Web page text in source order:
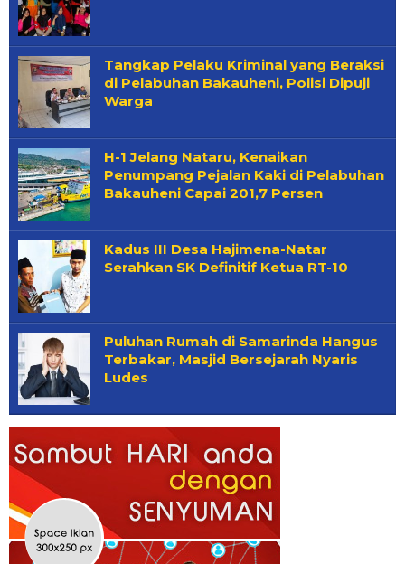
Tangkap Pelaku Kriminal yang Beraksi
di Pelabuhan Bakauheni, Polisi Dipuji
Warga
H-1 Jelang Nataru, Kenaikan
Penumpang Pejalan Kaki di Pelabuhan
Bakauheni Capai 201,7 Persen
Kadus III Desa Hajimena-Natar
Serahkan SK Definitif Ketua RT-10
Puluhan Rumah di Samarinda Hangus
Terbakar, Masjid Bersejarah Nyaris
Ludes